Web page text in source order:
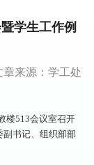
学生工作例
章来源：学工处
楼513会议室召开
副书记、组织部部